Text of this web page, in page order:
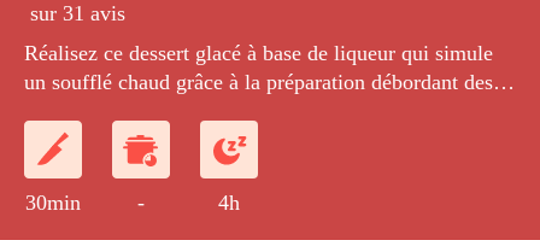
sur 31 avis
Réalisez ce dessert glacé à base de liqueur qui simule
un soufflé chaud grâce à la préparation débordant des
30min - 4h